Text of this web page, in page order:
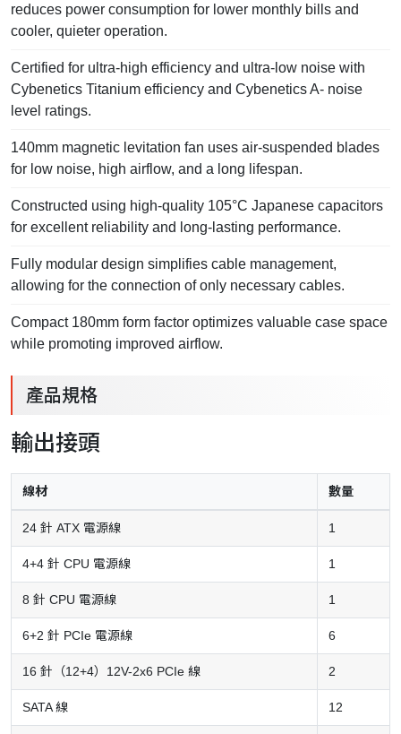
reduces power consumption for lower monthly bills and
cooler, quieter operation.
Certified for ultra-high efficiency and ultra-low noise with
Cybenetics Titanium efficiency and Cybenetics A- noise
level ratings.
140mm magnetic levitation fan uses air-suspended blades
for low noise, high airflow, and a long lifespan.
Constructed using high-quality 105°C Japanese capacitors
for excellent reliability and long-lasting performance.
Fully modular design simplifies cable management,
allowing for the connection of only necessary cables.
Compact 180mm form factor optimizes valuable case space
while promoting improved airflow.
產品規格
輸出接頭
線材 數量
24 針 ATX 電源線 1
4+4 針 CPU 電源線 1
8 針 CPU 電源線 1
6+2 針 PCIe 電源線 6
16 針（12+4）12V-2x6 PCIe 線 2
SATA 線 12